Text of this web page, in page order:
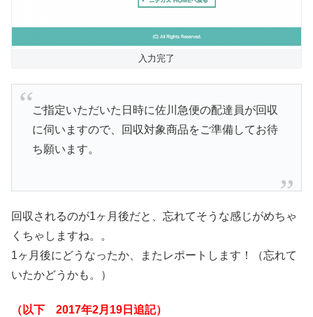
入力完了
ご指定いただいた日時に佐川急便の配達員が回収
に伺いますので、回収対象商品をご準備してお待
ち願います。
回収されるのが1ヶ月後だと、忘れてそうな感じがめちゃ
くちゃしますね。。
1ヶ月後にどうなったか、またレポートします！（忘れて
いたかどうかも。）
（以下 2017年2月19日追記）